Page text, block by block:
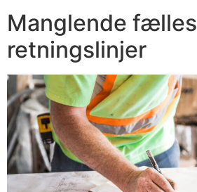
Manglende fælles
retningslinjer